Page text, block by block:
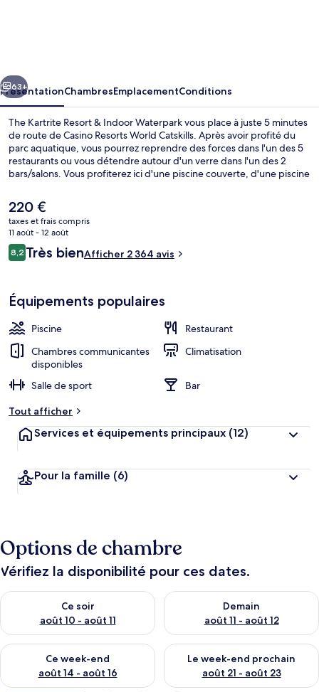
Indoor
Waterpark
Suivant
63+
PrésentationChambresEmplacementConditions
The Kartrite Resort & Indoor Waterpark vous place à juste 5 minutes
de route de Casino Resorts World Catskills. Après avoir profité du
parc aquatique, vous pourrez reprendre des forces dans l'un des 5
restaurants ou vous détendre autour d'un verre dans l'un des 2
bars/salons. Vous profiterez ici d'une piscine couverte, d'une piscine
tels qu'un réfrigérateur et un micro-ondes. Les autres voyageurs ne
tarissent pas d'éloges en ce qui concerne le personnel attentionné
et les services et équipements parfaitement adaptés aux familles.
Le
prix
actuel
est
de
220 €
taxes et frais compris
11 août - 12 août
Avis
voyageurs
8,28,2 sur 10
Très bienAfficher 2 364 avis
Équipements populaires
Piscine
Restaurant
Chambres communicantes
disponibles
Climatisation
Salle de sport
Bar
Tout afficher
Services et équipements principaux (12)
Pour la famille (6)
Options de chambre
Vérifiez la disponibilité pour ces dates.
Ce soir
août 10 - août 11
Vérifier la disponibilité pour ce soir août 10 - août 11
Demain
août 11 - août 12
Vérifier la disponibilité pour
Ce week-end
août 14 - août 16
Vérifier la disponibilité pour ce week-end août 14 - août 16
Le week-end prochain
août 21 - août 23
Vérifier la disponibilité pour